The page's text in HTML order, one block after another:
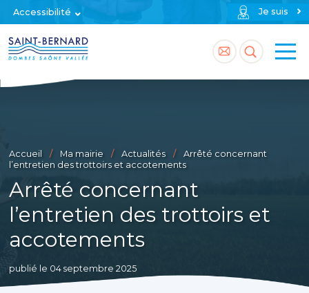
Accessibilité Je suis
Accéder
à
contact
Accéder
à
Accueil Ma mairie Actualités
Arrêté concernant
l’entretien des trottoirs et accotements
Arrêté concernant
l’entretien des trottoirs et
accotements
publié le 04 septembre 2025